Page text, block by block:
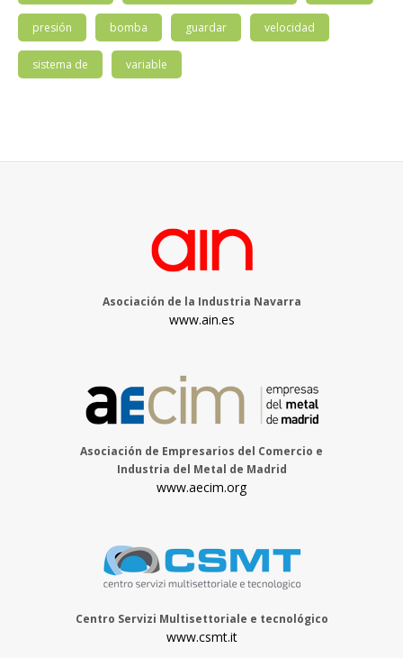
presión bomba guardar velocidad
sistema de variable
Asociación de la Industria Navarra
www.ain.es
Asociación de Empresarios del Comercio e
Industria del Metal de Madrid
www.aecim.org
Centro Servizi Multisettoriale e tecnológico
www.csmt.it